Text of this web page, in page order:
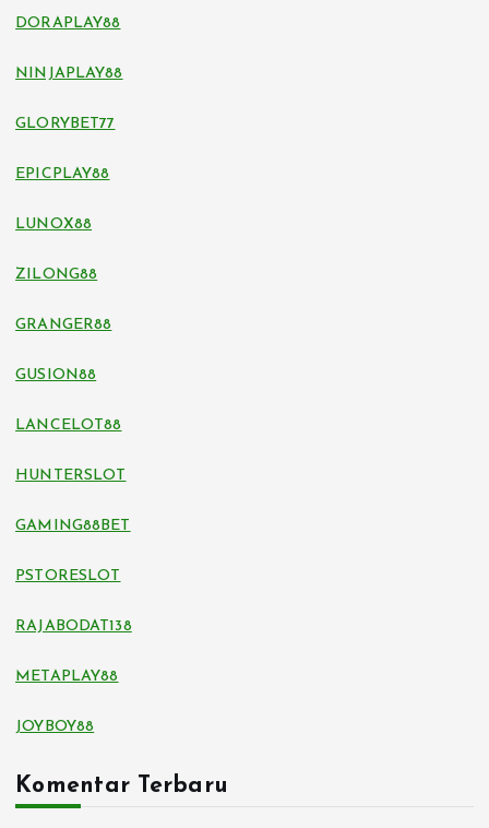
DORAPLAY88
NINJAPLAY88
GLORYBET77
EPICPLAY88
LUNOX88
ZILONG88
GRANGER88
GUSION88
LANCELOT88
HUNTERSLOT
GAMING88BET
PSTORESLOT
RAJABODAT138
METAPLAY88
JOYBOY88
Komentar Terbaru